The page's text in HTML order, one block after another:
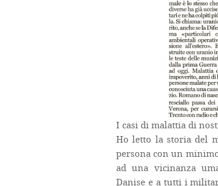
I casi di malattia di
Ho letto la storia del
persona con un
ad una vicinanza
Danise e a tutti i